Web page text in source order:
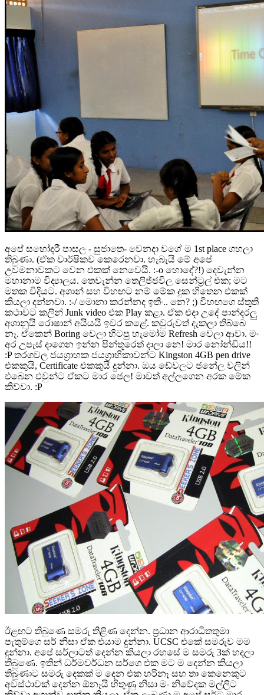
අපේ සහෝදරී පාසල - සුජාතෙ- වෙනදා වගේ ම 1st place ගහලා
තිබුණා. (ඒක වාර්ෂිකව කෙරෙනවා. හැබැයි මේ අපේ
උවමනාවකට වෙන එකක් නෙවෙයි. :-o හොඳේ?!) දෙවැන්න
මහානාම විද්‍යාලය. තෙවැන්න තෙලිජ්ජවිල සෙන්ට්‍රල් එක; මට
මතක විදියට. අශාන් සහ විහඟට නම් මේක දුක හිතෙන එකක්
කියලා දන්නවා. :-/ මොනා කරන්නද ඉතිං.. නෙ? ;) විහඟගෙ ස්තුති
කථාවට කලින් Junk video එක Play කළා. ඒක එදා උදේ පාන්දරලු
අශානුයි රොෂාන් අයියයි ඉවර කළේ. කවුරුවත් දැකලා තිබ්බෙ
නෑ. ඒකෙන් Boring වෙලා හිටපු හැමෝම Refresh වෙලා ආවා. මං
අර උපැස් දාගෙන ඉන්න පින්තූරෙත් දාලා නෙ! මාර නෝන්ඩිය!!
:P තරගවල ජයග්‍රාහක ජයග්‍රාහිකාවන්ට Kingston 4GB pen drive
එකකුයි, Certificate එකකුයි දුන්නා. ඔය ඩේවලට ජනේල වලින්
එබෙන එවුන්ට ඒකට මාර ජෙල! මාවත් අල්ලගෙන අරක මේක
කිව්වා. :P
ඊළඟට තිබුණෙ සමරු තිළිණ දෙන්න. ප්‍රධාන ආරාධිතතුමා
පැතුම්ගෙ සර් නිසා ඒක එයාම දුන්නා. UCSC එකේ සමරුව මම
දුන්නා. අපේ සර්ලාටත් දෙන්න කියලා රහසේ ම සමරු 3ක් හදලා
තිබුණෙ. ඉතින් ධර්මවර්ධන සර්ගෙ එක මට ම දෙන්න කියලා
තිබුණාට සමරු දෙකක් ම දෙන එක හරිනෑ සහ තා කෙනෙකුට
අවස්ථාවක් දෙන්න ඕනෑයි හිතුණු නිසා මං නිවේදක මල්ලිට